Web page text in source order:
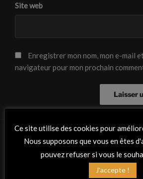
Site web
Enregistrer mon nom, mon e-mail
navigateur pour mon prochain
RETROUVEZ-NOUS
Ce site utilise des cookies pour
Nous supposons que vous en êtes
pouvez refuser si vous le
J'accepte !